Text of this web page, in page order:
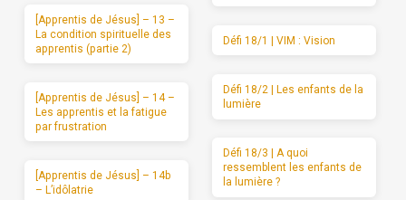
[Apprentis de Jésus] – 13 –
La condition spirituelle des
apprentis (partie 2)
[Apprentis de Jésus] – 14 –
Les apprentis et la fatigue
par frustration
[Apprentis de Jésus] – 14b
– L’idôlatrie
Défi 18/1 | VIM : Vision
Défi 18/2 | Les enfants de la
lumière
Défi 18/3 | A quoi
ressemblent les enfants de
la lumière ?